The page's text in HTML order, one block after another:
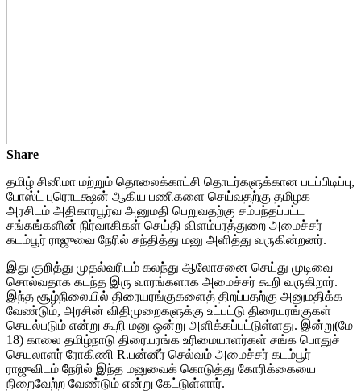
Share
தமிழ் சினிமா மற்றும் தொலைக்காட்சி தொடர்களுக்கான படப்பிடிப்பு,
போஸ்ட் புரொடக்ஷன் ஆகிய பணிகளை செய்வதற்கு தமிழக
அரசிடம் அதிகாரபூர்வ அனுமதி பெறுவதற்கு சம்பந்தப்பட்ட
சங்கங்களின் நிர்வாகிகள் செய்தி விளம்பரத்துறை அமைச்சர்
கடம்பூர் ராஜுவை நேரில் சந்தித்து மனு அளித்து வருகின்றனர்.
இது குறித்து முதல்வரிடம் கலந்து ஆலோசனை செய்து முடிவை
சொல்வதாக கடந்த இரு வாரங்களாக அமைச்சர் கூறி வருகிறார்.
இந்த சூழ்நிலையில் திரையரங்குகளைத் திறப்பதற்கு அனுமதிக்க
வேண்டும், அரசின் விதிமுறைகளுக்கு உட்பட்டு திரையரங்குகள்
செயல்படும் என்று கூறி மனு ஒன்று அளிக்கப்பட்டுள்ளது. இன்று(மே
18) காலை தமிழ்நாடு திரையரங்க உரிமையாளர்கள் சங்க பொதுச்
செயலாளர் ரோகிணி R.பன்னீர் செல்வம் அமைச்சர் கடம்பூர்
ராஜுவிடம் நேரில் இந்த மனுவைக் கொடுத்து கோரிக்கையை
நிறைவேற்ற வேண்டும் என்று கேட்டுள்ளார்.